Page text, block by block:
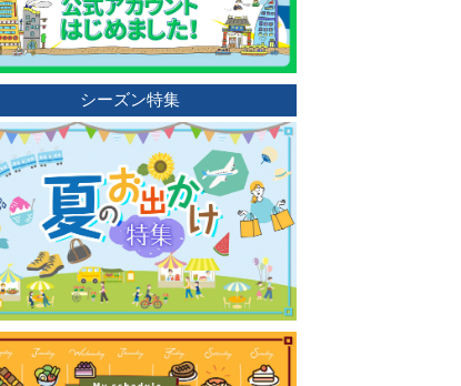
シーズン特集